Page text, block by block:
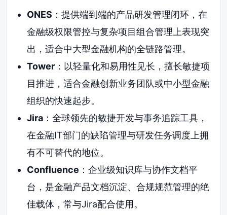
ONES ：提供端到端的产品研发管理闭环，在
金融级权限管控与复杂项目组合管理上表现突
出，适合中大型金融机构的全链路管理。
Tower：以轻量化和易用性见长，擅长敏捷项
目推进，适合金融创新业务团队或中小型金融
组织的快速起步。
Jira：全球领先的敏捷开发与事务追踪工具，
在金融IT部门的缺陷管理与研发任务调度上拥
有不可替代的地位。
Confluence ：企业级知识库与协作文档平
台，是金融产品文档沉淀、合规规范管理的绝
佳载体，常与Jira配合使用。